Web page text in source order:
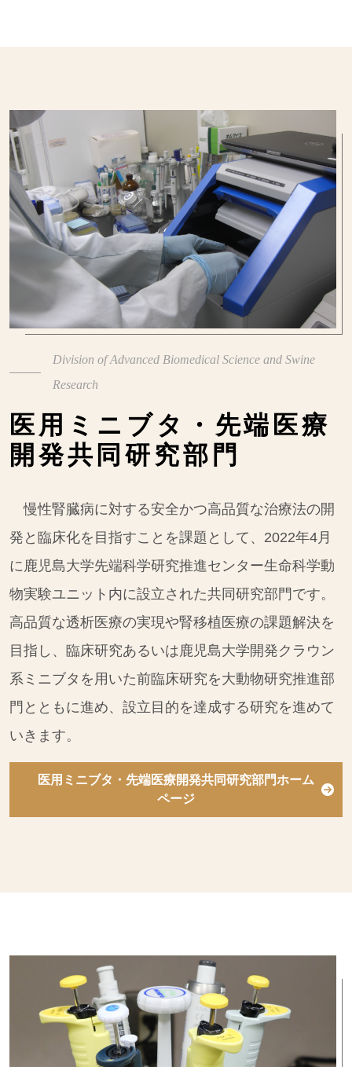
Division of Advanced Biomedical Science and Swine
Research
医用ミニブタ・先端医療
開発共同研究部門
慢性腎臓病に対する安全かつ高品質な治療法の開
発と臨床化を目指すことを課題として、2022年4月
に鹿児島大学先端科学研究推進センター生命科学動
物実験ユニット内に設立された共同研究部門です。
高品質な透析医療の実現や腎移植医療の課題解決を
目指し、臨床研究あるいは鹿児島大学開発クラウン
系ミニブタを用いた前臨床研究を大動物研究推進部
門とともに進め、設立目的を達成する研究を進めて
いきます。
医用ミニブタ・先端医療開発共同研究部門ホーム
ページ